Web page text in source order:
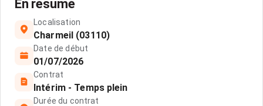
En résumé
Localisation
Charmeil (03110)
Date de début
01/07/2026
Contrat
Intérim - Temps plein
Durée du contrat